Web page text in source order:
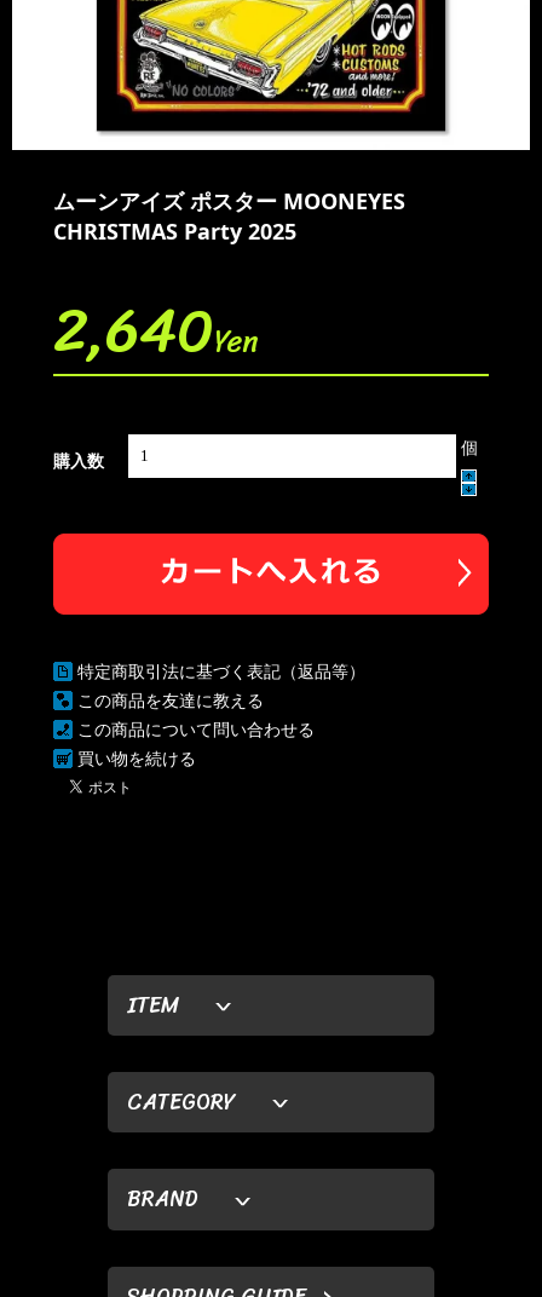
ITEM
CATEGORY
BRAND
ムーンアイズ ポスター MOONEYES
CHRISTMAS Party 2025
2,640Yen
購入数
個
特定商取引法に基づく表記（返品等）
この商品を友達に教える
この商品について問い合わせる
買い物を続ける